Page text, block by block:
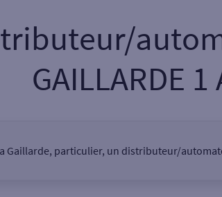
GAILLARDE 1
Gaillarde, particulier, un distributeur/